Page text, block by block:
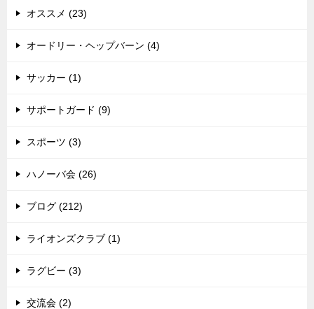
オススメ (23)
オードリー・ヘップバーン (4)
サッカー (1)
サポートガード (9)
スポーツ (3)
ハノーバ会 (26)
ブログ (212)
ライオンズクラブ (1)
ラグビー (3)
交流会 (2)